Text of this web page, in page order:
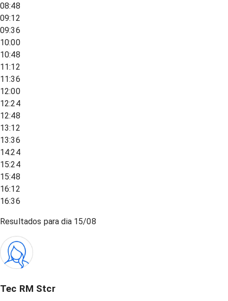
08:48
09:12
09:36
10:00
10:48
11:12
11:36
12:00
12:24
12:48
13:12
13:36
14:24
15:24
15:48
16:12
16:36
Resultados para dia 15/08
Tec RM Stcr